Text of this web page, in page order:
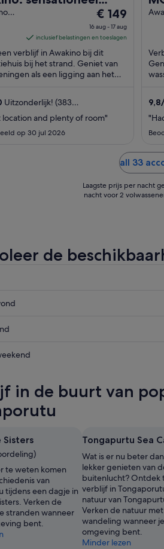
- in alle richtingen
De
prijs
is
€ 149
per
nacht
aug
€ 149
16 aug - 17 aug
inclusief belastingen en toeslagen
verblijf in Awakino bij dit
bij het strand. Geniet van
als een ligging aan het
Uitzonderlijk! (383
location and plenty of room"
op 30 jul 2026
9,8
all 33
Laagste prijs per nacht
nacht voor 2
de
in de buurt van
Sisters
te weten komen
van
tijdens een dagje in
Verken de
stranden wanneer
bent.
Tongapurtu Sea
Wat is er nu beter
lekker genieten van
buitenlucht? Ontdek
verblijf in
natuur van
Verken de natuur
wandeling wanneer
omgeving bent.
Minder lezen